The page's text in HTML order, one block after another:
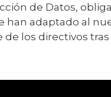
de Datos,
han adaptado al
de los directivos